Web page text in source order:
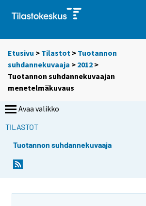
Etusivu > Tilastot > Tuotannon
suhdannekuvaaja > 2012 >
Tuotannon suhdannekuvaajan
menetelmäkuvaus
Avaa valikko
TILASTOT
Tuotannon suhdannekuvaaja